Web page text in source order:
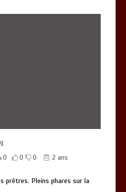
0 0 0
2 ans
prêtres. Pleins phares sur la